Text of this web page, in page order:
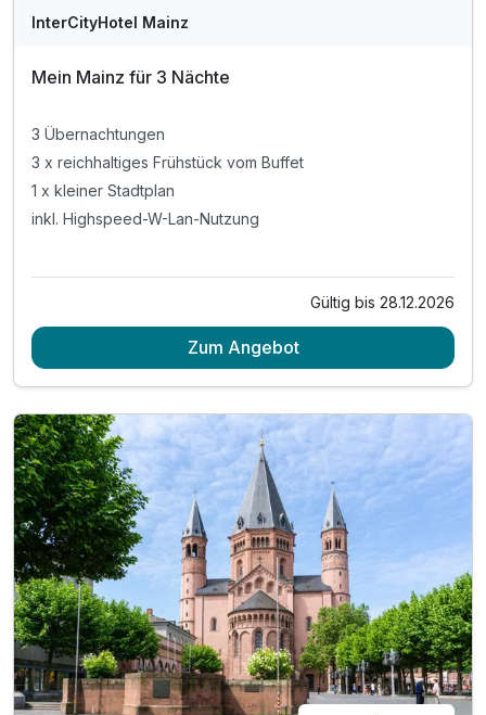
InterCityHotel Mainz
Mein Mainz für 3 Nächte
3 Übernachtungen
3 x reichhaltiges Frühstück vom Buffet
1 x kleiner Stadtplan
inkl. Highspeed-W-Lan-Nutzung
Gültig bis 28.12.2026
Zum Angebot